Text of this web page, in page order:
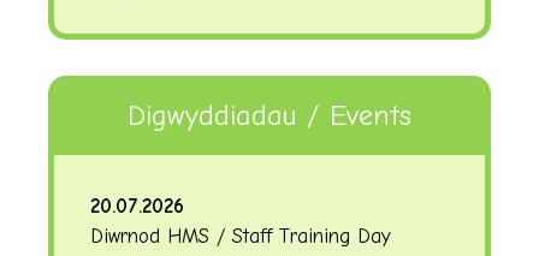
Digwyddiadau / Events
20.07.2026
Diwrnod HMS / Staff Training Day